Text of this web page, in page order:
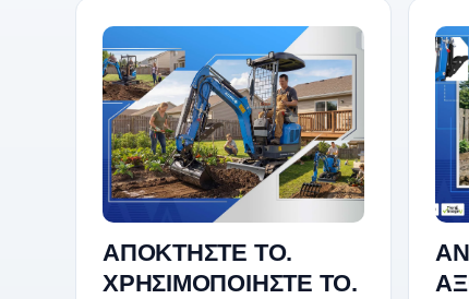
ΑΠΟΚΤΗΣΤΕ ΤΟ.
ΧΡΗΣΙΜΟΠΟΙΗΣΤΕ ΤΟ.